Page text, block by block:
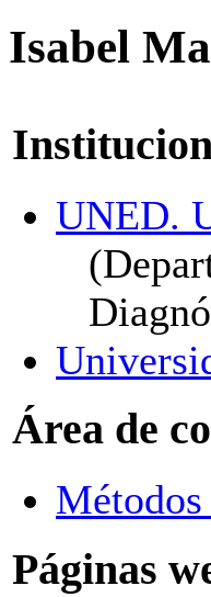
Isabel
UNED.
Área de
Páginas